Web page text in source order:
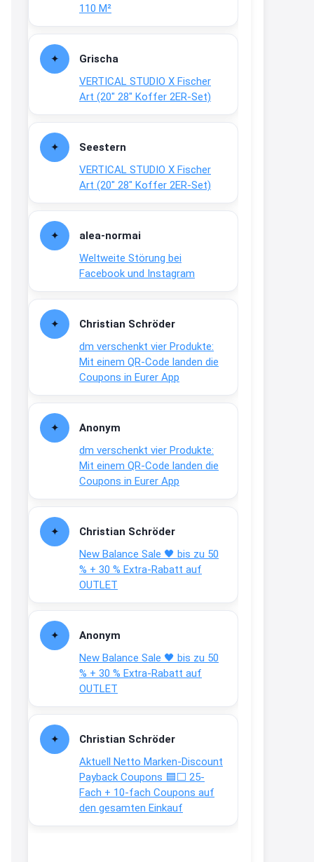
110 M²
Grischa
VERTICAL STUDIO X Fischer
Art (20″ 28″ Koffer 2ER-Set)
Seestern
VERTICAL STUDIO X Fischer
Art (20″ 28″ Koffer 2ER-Set)
alea-normai
Weltweite Störung bei
Facebook und Instagram
Christian Schröder
dm verschenkt vier Produkte:
Mit einem QR-Code landen die
Coupons in Eurer App
Anonym
dm verschenkt vier Produkte:
Mit einem QR-Code landen die
Coupons in Eurer App
Christian Schröder
New Balance Sale 🖤 bis zu 50
% + 30 % Extra-Rabatt auf
OUTLET
Anonym
New Balance Sale 🖤 bis zu 50
% + 30 % Extra-Rabatt auf
OUTLET
Christian Schröder
Aktuell Netto Marken-Discount
Payback Coupons 🟦⬜ 25-
Fach + 10-fach Coupons auf
den gesamten Einkauf
13:44
dich zu sehen, alles gut?
15:01
An 01.08. / Sensodyne Rabatt 3€
/ max. 15.000www.erlebe-
↩
www.meineapotheke.de/
2:19
↩
Joachim
www.linda.de/vorteile/coupons/...
2:21
↩
Gratis Hitzewarn-Aufkleber /
verfärbt sich ab 28 Grad /siehe
Text weiter unten
shop.bioeg.de/aufkleber-
achtun...
↩
Joachim
Gratis personalisierte 7-Tage
Ration Micronährstoffe/ Vitamine
↩
Joachim